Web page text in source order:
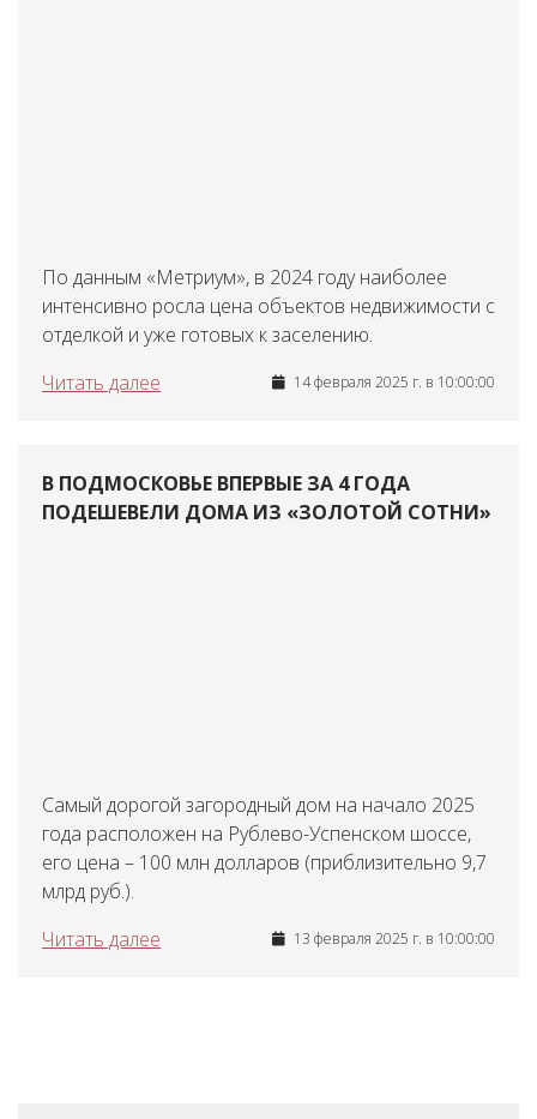
По данным «Метриум», в 2024 году наиболее
интенсивно росла цена объектов недвижимости с
отделкой и уже готовых к заселению.
Читать далее
14 февраля 2025 г. в 10:00:00
В ПОДМОСКОВЬЕ ВПЕРВЫЕ ЗА 4 ГОДА
ПОДЕШЕВЕЛИ ДОМА ИЗ «ЗОЛОТОЙ СОТНИ»
Самый дорогой загородный дом на начало 2025
года расположен на Рублево-Успенском шоссе,
его цена – 100 млн долларов (приблизительно 9,7
млрд руб.).
Читать далее
13 февраля 2025 г. в 10:00:00